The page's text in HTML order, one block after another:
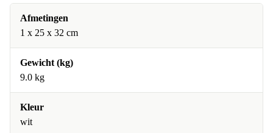
Afmetingen
1 x 25 x 32 cm
Gewicht (kg)
9.0 kg
Kleur
wit